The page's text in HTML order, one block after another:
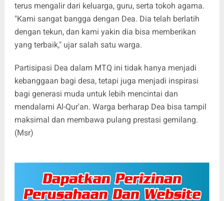
terus mengalir dari keluarga, guru, serta tokoh agama.
"Kami sangat bangga dengan Dea. Dia telah berlatih
dengan tekun, dan kami yakin dia bisa memberikan
yang terbaik," ujar salah satu warga.
Partisipasi Dea dalam MTQ ini tidak hanya menjadi
kebanggaan bagi desa, tetapi juga menjadi inspirasi
bagi generasi muda untuk lebih mencintai dan
mendalami Al-Qur'an. Warga berharap Dea bisa tampil
maksimal dan membawa pulang prestasi gemilang.
(Msr)